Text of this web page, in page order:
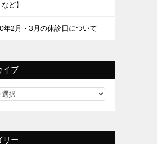
ど】
年2月・3月の休診日について
イブ
リー